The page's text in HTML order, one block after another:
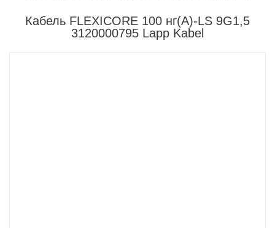
Кабель FLEXICORE 100 нг(А)-LS 9G1,5
3120000795 Lapp Kabel